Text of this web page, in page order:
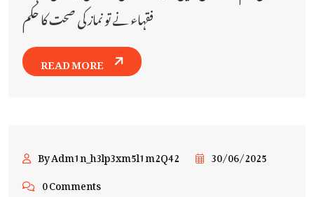
فقہاء نے تو نماز کی صحت کا حکم
READ MORE
By Adm1n_h3lp3xm5l1m2Q42
30/06/2025
0 Comments